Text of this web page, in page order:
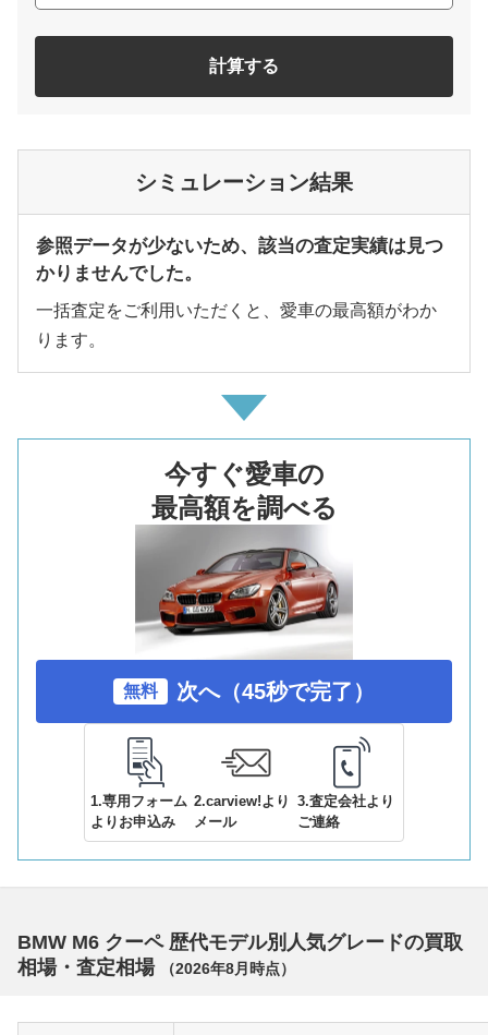
計算する
シミュレーション結果
参照データが少ないため、該当の査定実績は見つ
かりませんでした。
一括査定をご利用いただくと、愛車の最高額がわか
ります。
今すぐ愛車の
最高額を調べる
無料 次へ（45秒で完了）
1.専用フォーム
よりお申込み
2.carview!より
メール
3.査定会社より
ご連絡
BMW M6 クーペ 歴代モデル別人気グレードの買取
相場・査定相場
（2026年8月 時点）